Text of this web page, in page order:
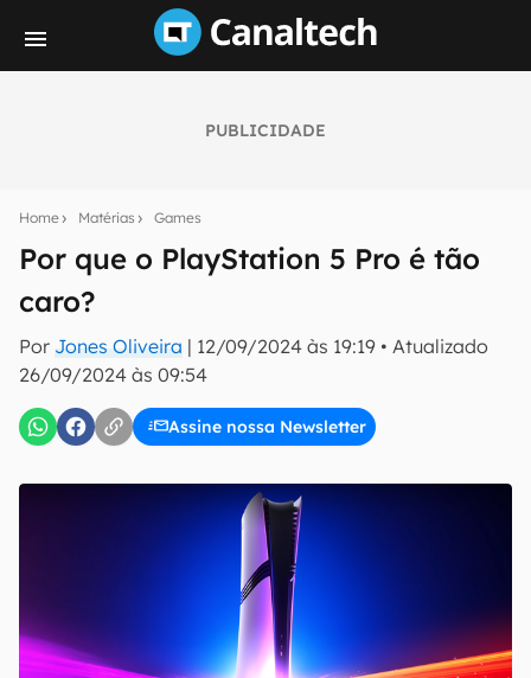
PUBLICIDADE
Home Matérias Games
Por que o PlayStation 5 Pro é tão
caro?
Por Jones Oliveira | 12/09/2024 às 19:19 • Atualizado
26/09/2024 às 09:54
Assine nossa Newsletter
notícias e reviews sobre tecnologia em primeira
E-mail
Uso e Política de Privacidade do Canaltech.